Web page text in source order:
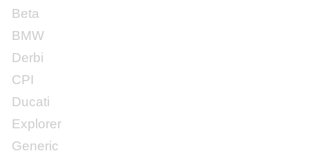
Beta
BMW
Derbi
CPI
Ducati
Explorer
Generic